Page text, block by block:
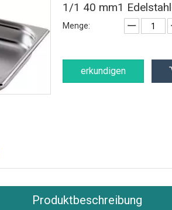
1/1 40 mm1
Menge:
erkundigen
Produktbeschreibung